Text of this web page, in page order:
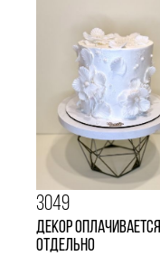
3049
декор оплачивается
отдельно